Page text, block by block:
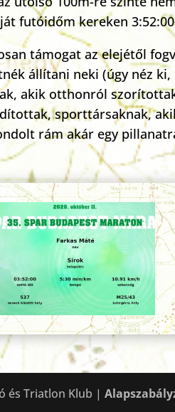
kereken 3:52:00!
támogat az elejétől
állítani neki (úgy néz
akik otthonról
sporttársaknak,
rám akár egy
és Triatlon Klub |